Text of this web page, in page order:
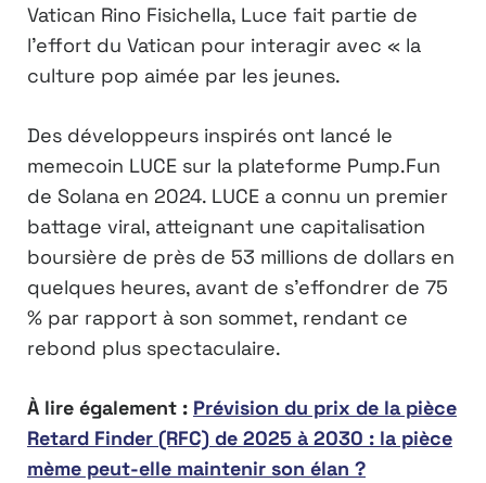
Vatican Rino Fisichella, Luce fait partie de
l’effort du Vatican pour interagir avec « la
culture pop aimée par les jeunes.
Des développeurs inspirés ont lancé le
memecoin LUCE sur la plateforme Pump.Fun
de Solana en 2024. LUCE a connu un premier
battage viral, atteignant une capitalisation
boursière de près de 53 millions de dollars en
quelques heures, avant de s’effondrer de 75
% par rapport à son sommet, rendant ce
rebond plus spectaculaire.
À lire également : Prévision du prix de la pièce
Retard Finder (RFC) de 2025 à 2030 : la pièce
mème peut-elle maintenir son élan ?